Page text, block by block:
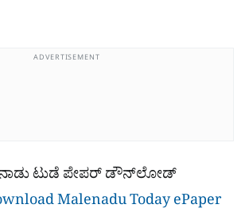
ADVERTISEMENT
ಟುಡೆ ಪೇಪರ್ ಡೌನ್​ಲೋಡ್
Malenadu Today ePaper